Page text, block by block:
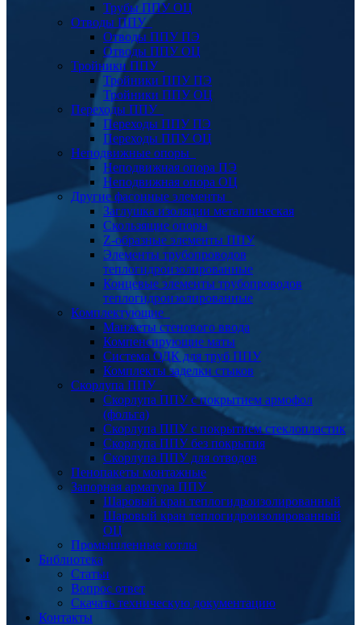
Трубы ППУ ОЦ
Отводы ППУ
Отводы ППУ ПЭ
Отводы ППУ ОЦ
Тройники ППУ
Тройники ППУ ПЭ
Тройники ППУ ОЦ
Переходы ППУ
Переходы ППУ ПЭ
Переходы ППУ ОЦ
Неподвижные опоры
Неподвижная опора ПЭ
Неподвижная опора ОЦ
Другие фасонные элементы
Заглушка изоляции металлическая
Скользящие опоры
Z-образные элементы ППУ
Элементы трубопроводов
теплогидроизолированные
Концевые элементы трубопроводов
теплогидроизолированные
Комплектующие
Манжеты стенового ввода
Компенсирующие маты
Система ОДК для труб ППУ
Комплекты заделки стыков
Скорлупа ППУ
Скорлупа ППУ с покрытием армофол
(фольга)
Скорлупа ППУ с покрытием стеклопластик
Скорлупа ППУ без покрытия
Скорлупа ППУ для отводов
Пенопакеты монтажные
Запорная арматура ППУ
Шаровый кран теплогидроизолированный
Шаровый кран теплогидроизолированный
ОЦ
Промышленные котлы
Библиотека
Статьи
Вопрос ответ
Скачать техническую документацию
Контакты